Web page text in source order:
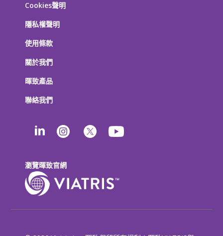
Cookies聲明
隱私權聲明
使用條款
關於我們
暉致產品
聯絡我們
瀏覽暉致官網